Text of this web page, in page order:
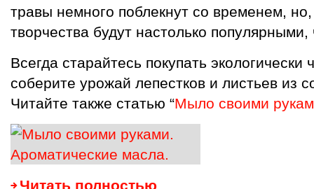
травы немного поблекнут со временем,
творчества будут настолько популярными,
Всегда старайтесь покупать
соберите урожай лепестков и листьев из
Читайте также статью “Мыло своими
Читать полностью